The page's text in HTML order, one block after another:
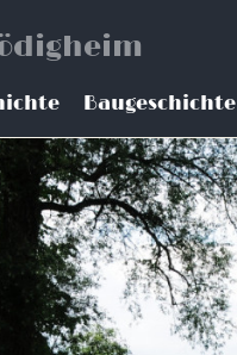
Baugeschichte